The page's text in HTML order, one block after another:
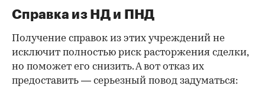
Справка из НД и ПНД
Получение справок из этих учреждений не
исключит полностью риск расторжения сделки,
но поможет его снизить. А вот отказ их
предоставить — серьезный повод задуматься: